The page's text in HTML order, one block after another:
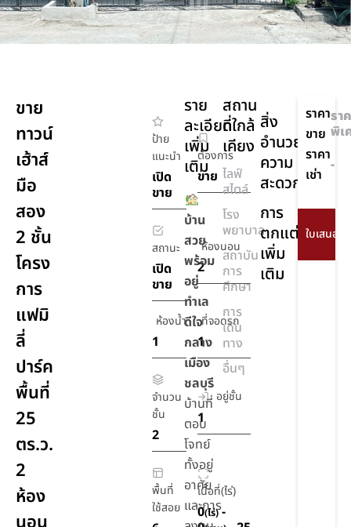
ขาย
ทาวน์
เฮ้าส์
มือ
สอง
2 ชั้น
โครง
การ
แฟมิ
ลี่
ปาร์ค
พื้นที่
25
ตร.ว.
2
ห้อง
ป้าย
แนะนำ
เปิด
ขาย
ต้องการ
ขาย
สถานะ
เปิด
ขาย
ห้องนอน
2
ห้องน้ำ
1
ที่จอดรถ
1
จำนวน
ชั้น
2
อยู่ชั้น
1
พื้นที่
ใช้สอย
เนื้อที่(ไร่)
0(ไร่)-
ราย
ละเอียด
เพิ่ม
เติม
บ้าน
สวย
พร้อม
อยู่
ทำเล
ดีใจ
กลาง
เมือง
ชลบุรี
บ้านที่
ตอบ
โจทย์
ทั้งอยู่
อาศัย
และการ
สถาน
ที่ใกล้
เคียง
ไลฟ์
สไตล์
โรง
พยาบาล
สถาบัน
การ
ศึกษา
การ
เดิน
ทาง
อื่นๆ
สิ่ง
อำนวย
ความ
สะดวก
การ
ตกแต่ง
เพิ่ม
เติม
ราคา
ขาย
รา
พิเ
ราคา
เช่า
-